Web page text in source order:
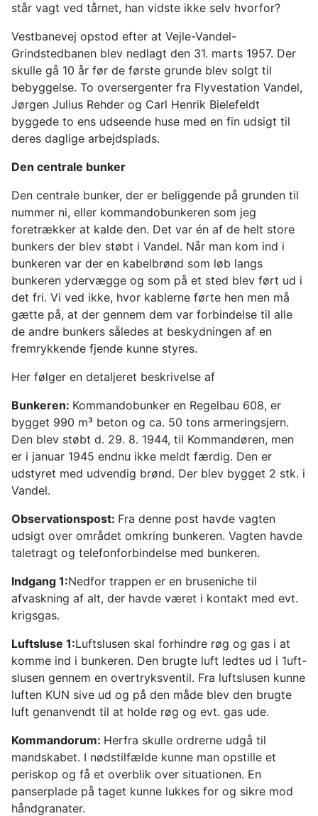
står vagt ved tårnet, han vidste ikke selv hvorfor?
Vestbanevej opstod efter at Vejle-Vandel-
Grindstedbanen blev nedlagt den 31. marts 1957. Der
skulle gå 10 år før de første grunde blev solgt til
bebyggelse. To oversergenter fra Flyvestation Vandel,
Jørgen Julius Rehder og Carl Henrik Bielefeldt
byggede to ens udseende huse med en fin udsigt til
deres daglige arbejdsplads.
Den centrale bunker
Den centrale bunker, der er beliggende på grunden til
nummer ni, eller kommandobunkeren som jeg
foretrækker at kalde den. Det var én af de helt store
bunkers der blev støbt i Vandel. Når man kom ind i
bunkeren var der en kabelbrønd som løb langs
bunkeren ydervægge og som på et sted blev ført ud i
det fri. Vi ved ikke, hvor kablerne førte hen men må
gætte på, at der gennem dem var forbindelse til alle
de andre bunkers således at beskydningen af en
fremrykkende fjende kunne styres.
Her følger en detaljeret beskrivelse af
Bunkeren: Kommandobunker en Regelbau 608, er
bygget 990 m³ beton og ca. 50 tons armeringsjern.
Den blev støbt d. 29. 8. 1944, til Kommandøren, men
er i januar 1945 endnu ikke meldt færdig. Den er
udstyret med udvendig brønd. Der blev bygget 2 stk. i
Vandel.
Observationspost: Fra denne post havde vagten
udsigt over området omkring bunkeren. Vagten havde
taletragt og telefonforbindelse med bunkeren.
Indgang 1:Nedfor trappen er en bruseniche til
afvaskning af alt, der havde været i kontakt med evt.
krigsgas.
Luftsluse 1:Luftslusen skal forhindre røg og gas i at
komme ind i bunkeren. Den brugte luft ledtes ud i 1uft-
slusen gennem en overtryksventil. Fra luftslusen kunne
luften KUN sive ud og på den måde blev den brugte
luft genanvendt til at holde røg og evt. gas ude.
Kommandorum: Herfra skulle ordrerne udgå til
mandskabet. I nødstilfælde kunne man opstille et
periskop og få et overblik over situationen. En
panserplade på taget kunne lukkes for og sikre mod
håndgranater.